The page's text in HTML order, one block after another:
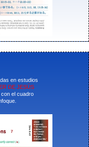
en estudios
DE JESÚS
con el cuadro